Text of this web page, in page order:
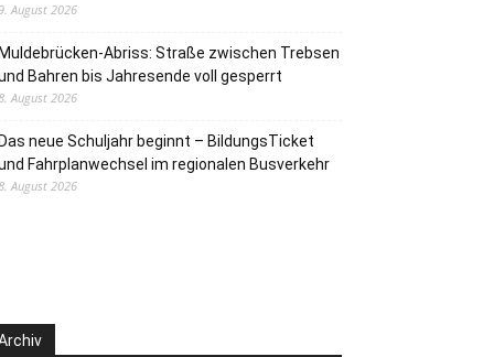
August 2026
Abriss: Straße zwischen Trebsen
Bahren bis Jahresende voll gesperrt
August 2026
neue Schuljahr beginnt – BildungsTicket
Fahrplanwechsel im regionalen Busverkehr
August 2026